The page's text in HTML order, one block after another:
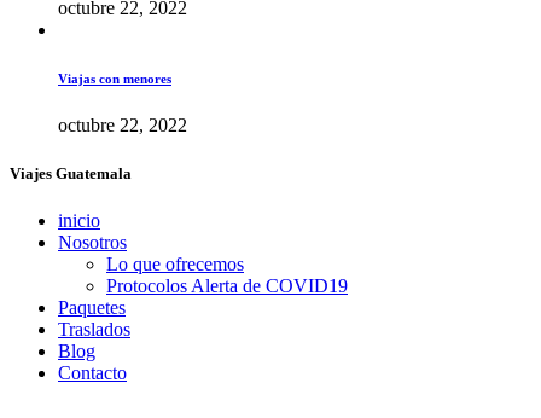
octubre 22, 2022
Viajas con menores
octubre 22, 2022
Viajes Guatemala
inicio
Nosotros
Lo que ofrecemos
Protocolos Alerta de COVID19
Paquetes
Traslados
Blog
Contacto